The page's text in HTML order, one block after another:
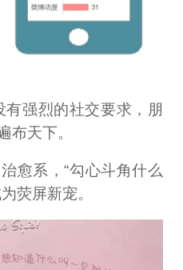
有强烈的社交要求，朋
布天下。
愈系，“勾心斗角什么
荧屏新宠。